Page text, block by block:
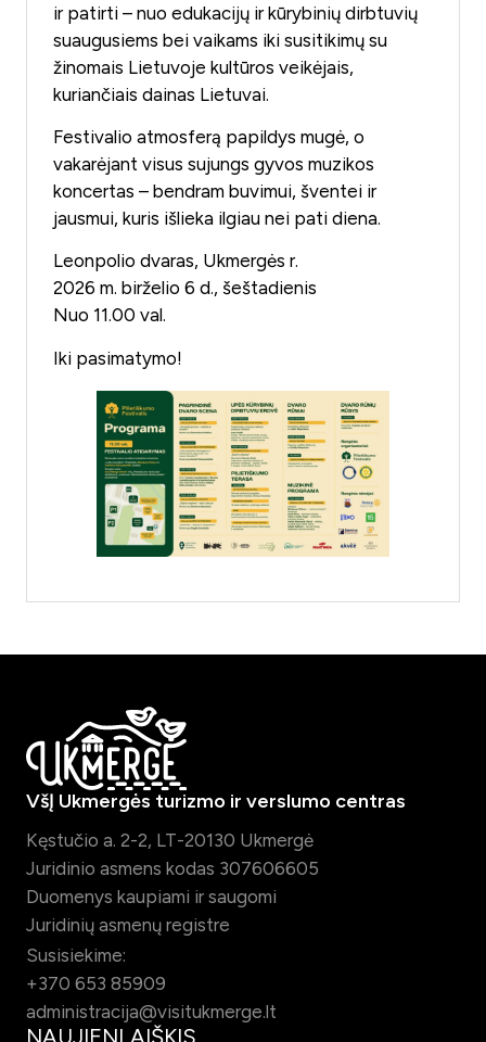
ir patirti – nuo edukacijų ir kūrybinių dirbtuvių
suaugusiems bei vaikams iki susitikimų su
žinomais Lietuvoje kultūros veikėjais,
kuriančiais dainas Lietuvai.
Festivalio atmosferą papildys mugė, o
vakarėjant visus sujungs gyvos muzikos
koncertas – bendram buvimui, šventei ir
jausmui, kuris išlieka ilgiau nei pati diena.
Leonpolio dvaras, Ukmergės r.
2026 m. birželio 6 d., šeštadienis
Nuo 11.00 val.
Iki pasimatymo!
VšĮ Ukmergės turizmo ir verslumo centras
Kęstučio a. 2-2, LT-20130 Ukmergė
Juridinio asmens kodas 307606605
Duomenys kaupiami ir saugomi
Juridinių asmenų registre
Susisiekime:
+370 653 85909
administracija@visitukmerge.lt
NAUJIENLAIŠKIS